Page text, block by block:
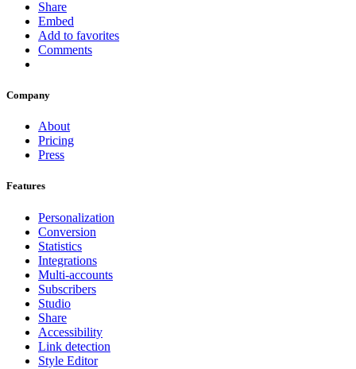
Share
Embed
Add to favorites
Comments
Company
About
Pricing
Press
Features
Personalization
Conversion
Statistics
Integrations
Multi-accounts
Subscribers
Studio
Share
Accessibility
Link detection
Style Editor